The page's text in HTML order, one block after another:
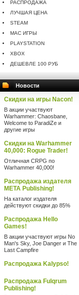
РАСПРОДАЖА
ЛУЧШАЯ ЦЕНА
STEAM
MAC ИГРЫ
PLAYSTATION
XBOX
ДЕШЕВЛЕ 100 РУБ
Новости
Скидки на игры Nacon!
В акции участвуют
Warhammer: Chaosbane,
Welcome to ParadiZe и
другие игры
Скидки на Warhammer
40,000: Rogue Trader!
Отличная CRPG по
Warhammer 40,000!
Распродажа издателя
META Publishing!
На каталог издателя
действуют скидки до 85%
Распродажа Hello
Games!
В акции участвуют игры No
Man's Sky, Joe Danger и The
Last Campfire
Распродажа Kalypso!
Распродажа Fulqrum
Publishing!